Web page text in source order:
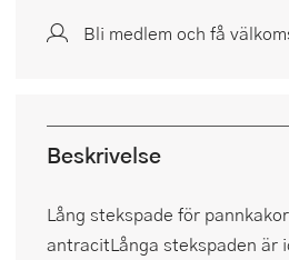
Bli medlem och få
Beskrivelse
Lång stekspade för
antracitLånga stekspaden är